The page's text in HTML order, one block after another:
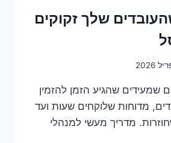
שלך זקוקים
הסימנים שמעידים שהגיע הזמן להזמין
מדוחות שלוקחים שעות ועד
מדריך מעשי למנהלי